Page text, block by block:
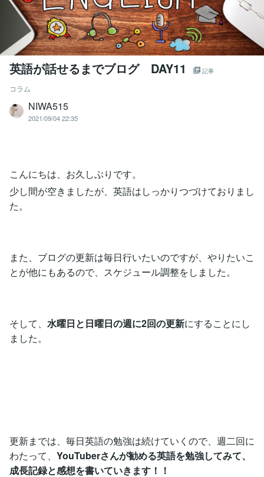
英語が話せるまでブログ DAY11 記事
コラム
NIWA515
2021/09/04 22:35
こんにちは、お久しぶりです。
少し間が空きましたが、英語はしっかりつづけておりまし
た。
また、ブログの更新は毎日行いたいのですが、やりたいこ
とが他にもあるので、スケジュール調整をしました。
そして、 水曜日と日曜日の週に2回の更新にすることにし
ました。
更新までは、毎日英語の勉強は続けていくので、週二回に
わたって、 YouTuberさんが勧める英語を勉強してみて、
成長記録と感想を書いていきます！！